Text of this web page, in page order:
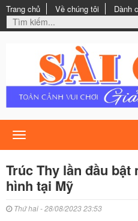
Trang chủ Về chúng tôi Dành
Toggle
navigation
Trúc Thy lần đầu
hình tại Mỹ
Thứ hai - 28/08/2023 23:53